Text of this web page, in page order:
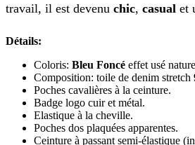
travail, il est devenu chic, casual et
Détails:
Coloris: Bleu Foncé effet usé
Composition: toile de denim stretch
Poches cavalières à la ceinture.
Badge logo cuir et métal.
Elastique à la cheville.
Poches dos plaquées apparentes.
Ceinture à passant semi-élastique